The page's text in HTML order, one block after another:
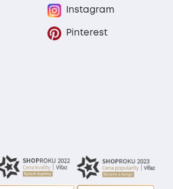
Instagram
Pinterest